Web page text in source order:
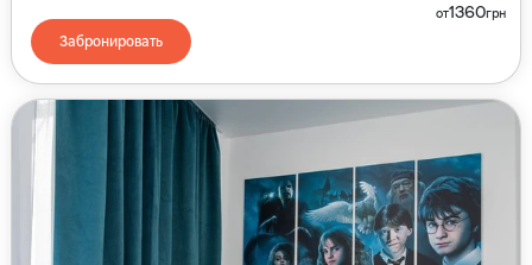
от1360грн
Забронировать